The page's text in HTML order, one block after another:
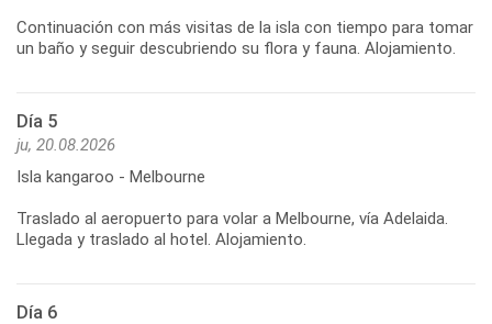
Continuación con más visitas de la isla con tiempo para tomar
Día 5
ju, 20.08.2026
Isla kangaroo - Melbourne
Traslado al aeropuerto para volar a Melbourne, vía Adelaida.
Día 6